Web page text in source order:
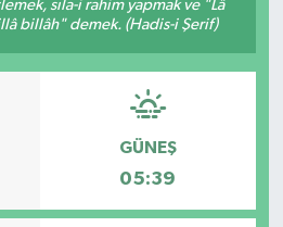
sıla-i rahim yapmak ve "Lâ
billâh" demek. (Hadis-i Şerif)
GÜNEŞ
05:39